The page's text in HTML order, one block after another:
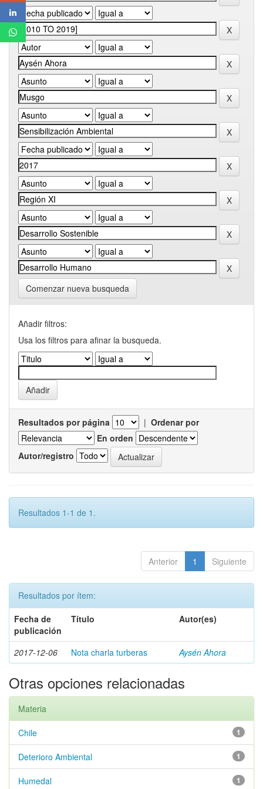
Comenzar nueva busqueda
Añadir filtros:
Usa los filtros para afinar la busqueda.
Resultados por página | Ordenar por
En orden
Autor/registro
Resultados 1-1 de 1.
Anterior 1 Siguiente
Resultados por ítem:
Fecha de
publicación
Título Autor(es)
2017-12-06 Nota charla turberas Aysén Ahora
Otras opciones relacionadas
Materia
1
Chile
1
Deterioro Ambiental
1
Humedal